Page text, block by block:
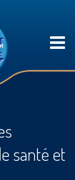
santé et